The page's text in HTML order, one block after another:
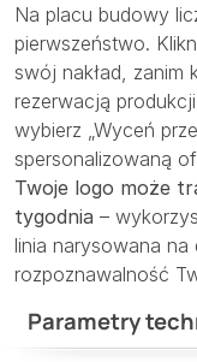
Na placu budowy
pierwszeństwo.
swój nakład, zanim
rezerwacją
wybierz „Wyceń
spersonalizowaną
Twoje logo może
tygodnia –
linia narysowana na
rozpoznawalność
Parametry